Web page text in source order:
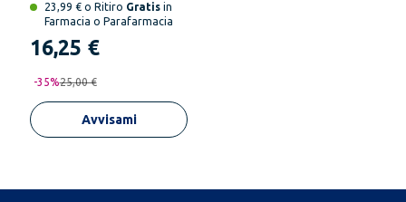
23,99 € o Ritiro Gratis in
Farmacia o Parafarmacia
16,25 €
-35%25,00 €
Avvisami